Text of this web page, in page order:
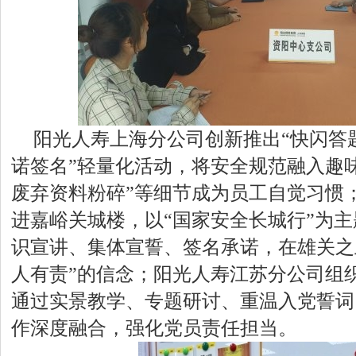
阳光人寿上海分公司创新推出“快闪
诺签名”轻量化活动，将安全规范融入趣
废弃资料粉碎”等细节成为员工自觉习惯
进嘉峪关城楼，以“国家安全长城行”为
识宣讲、集体宣誓、签名承诺，在雄关
人有责”的信念；阳光人寿江苏分公司组
通过实景教学、专题研讨、重温入党誓
作深度融合，强化党员责任担当。